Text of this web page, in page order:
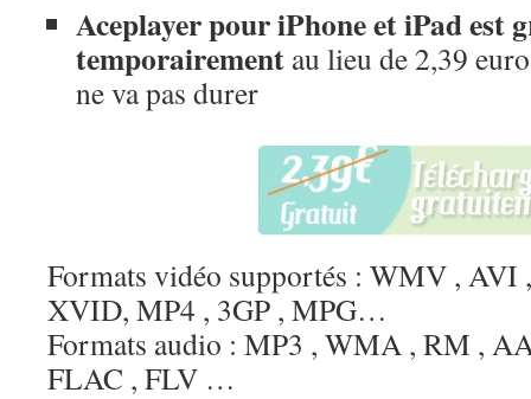
Aceplayer pour iPhone et iPad est
temporairement au lieu de 2,39
ne va pas durer
Formats vidéo supportés : WMV ,
XVID, MP4 , 3GP , MPG…
Formats audio : MP3 , WMA , RM ,
FLAC , FLV …